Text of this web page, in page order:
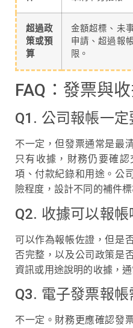
超過政
策或預
算
金額超標、未
申請、超過報
限。
FAQ：發票與
Q1. 公司報帳一定
不一定，但發票通常是最
只有收據，財務仍要確
項、付款紀錄和用途。公
險程度，設計不同的補件標
Q2. 收據可以報帳
可以作為報帳佐證，但是
否完整，以及公司政策是
資訊或用途說明的收據，
Q3. 電子發票報帳
不一定。財務更應確認發